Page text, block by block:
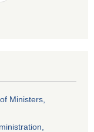
Ministers,